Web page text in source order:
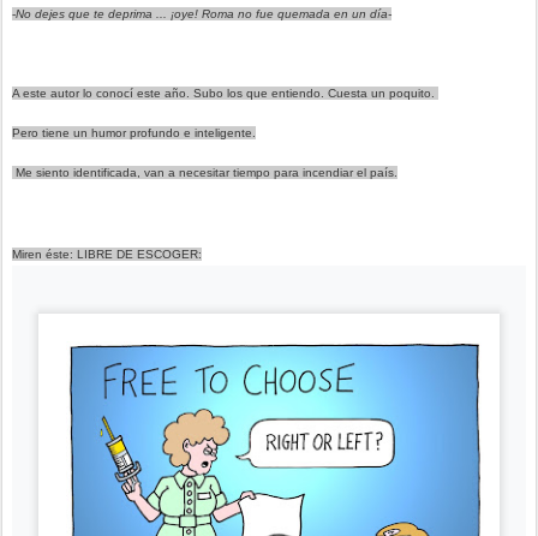
-No dejes que te deprima ... ¡oye! Roma no fue quemada en un día-
A este autor lo conocí este año. Subo los que entiendo. Cuesta un poquito.
Pero tiene un humor profundo e inteligente.
Me siento identificada, van a necesitar tiempo para incendiar el país.
Miren éste: LIBRE DE ESCOGER: